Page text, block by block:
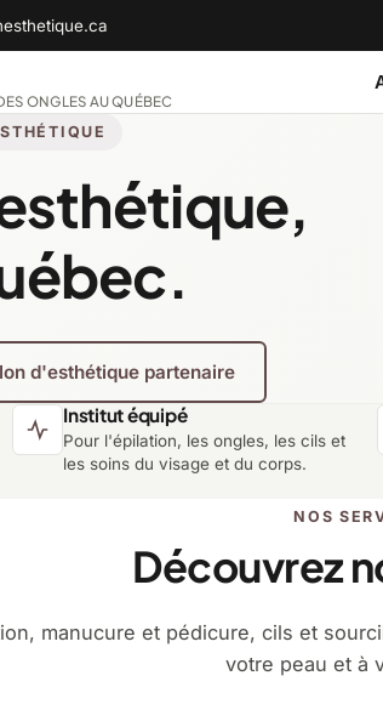
ONGLES AU QUÉBEC
Bas-Saint-
Laurentides
Montérégie
d'esthétique partenaire
Institut équipé
Pour l'épilation, les ongles, les cils et
les soins du visage et du corps.
NOS
Découvrez
manucure et pédicure, cils et
votre peau et à